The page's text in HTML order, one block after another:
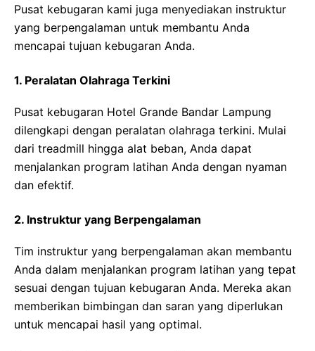
Pusat kebugaran kami juga menyediakan instruktur
yang berpengalaman untuk membantu Anda
mencapai tujuan kebugaran Anda.
1. Peralatan Olahraga Terkini
Pusat kebugaran Hotel Grande Bandar Lampung
dilengkapi dengan peralatan olahraga terkini. Mulai
dari treadmill hingga alat beban, Anda dapat
menjalankan program latihan Anda dengan nyaman
dan efektif.
2. Instruktur yang Berpengalaman
Tim instruktur yang berpengalaman akan membantu
Anda dalam menjalankan program latihan yang tepat
sesuai dengan tujuan kebugaran Anda. Mereka akan
memberikan bimbingan dan saran yang diperlukan
untuk mencapai hasil yang optimal.